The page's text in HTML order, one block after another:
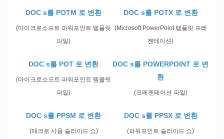
DOC s를 POTM 로 변환
(마이크로소프트 파워포인트 템플릿
파일)
DOC s를 POTX 로 변환
(Microsoft PowerPoint 템플릿 프레
젠테이션)
DOC s를 POT 로 변환
(마이크로소프트 파워포인트 템플릿
파일)
DOC s를 POWERPOINT 로 변
환
(프레젠테이션 파일)
DOC s를 PPSM 로 변환
(매크로 사용 슬라이드 쇼)
DOC s를 PPSX 로 변환
(파워포인트 슬라이드 쇼)